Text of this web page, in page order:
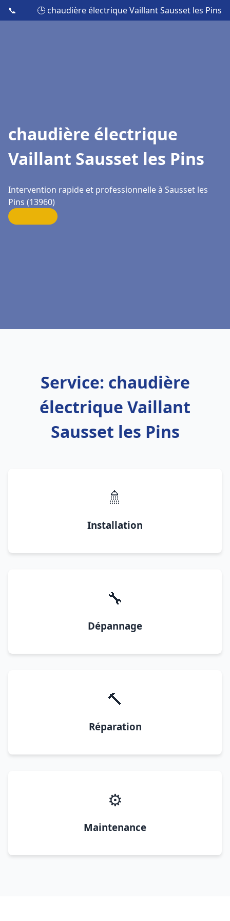
📞 🕒 chaudière électrique Vaillant Sausset les Pins
chaudière électrique
Vaillant Sausset les Pins
Intervention rapide et professionnelle à Sausset les
Pins (13960)
Service: chaudière
électrique Vaillant
Sausset les Pins
🚿
Installation
🔧
Dépannage
🔨
Réparation
⚙️
Maintenance